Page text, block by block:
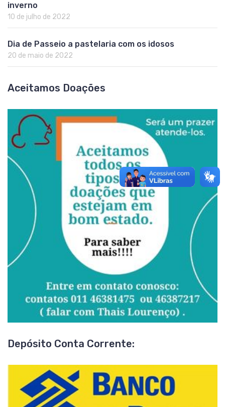
inverno
10 de julho de 2022
Dia de Passeio a pastelaria com os idosos
20 de maio de 2022
Aceitamos Doações
Depósito Conta Corrente: